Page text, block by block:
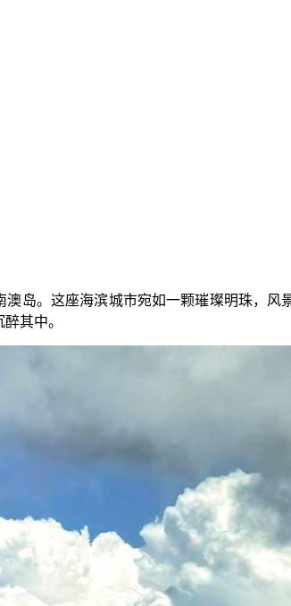
岛。这座海滨城市宛如一颗璀璨明珠，风
其中。